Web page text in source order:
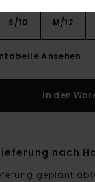
S/10 M/12
Ansehen
In den
nach
geplant ab